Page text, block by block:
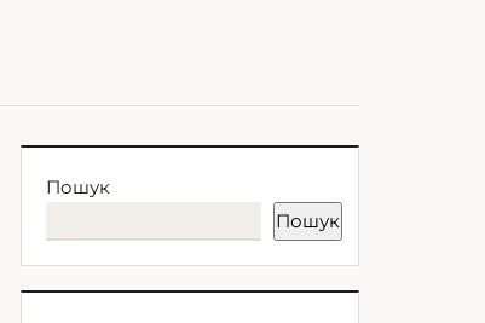
Пошук
Пошук